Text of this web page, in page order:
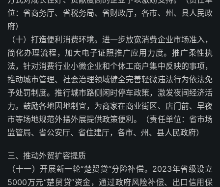
位：省商务厅、省税务局、省财政厅，各市、州、县人民政
府）
（十）打造便利消费环境。进一步放宽消费企业市场准入，
简化办理流程，加大电子证照推广应用力度。推广柔性执
法，针对消费行业小微企业和个体工商户集中反映的事项，
推动城市管理、社会治理领域健全完善轻微违法行为依法免
予处罚制度。推行城市路侧闲时停车政策，激发夜间经济活
力。鼓励各地因地制宜，为商家在商业街区、店门前、早夜
市等场地规范外摆外展提供政策便利。（责任单位：省市场
监管局、省公安厅、省住建厅，各市、州、县人民政府）
三、推动外贸扩容提质
（十一）开展新一轮“楚贸贷”分险补偿。2023年省级设立
5000万元“楚贸贷”资金，通过政府风险补偿、出口信用保